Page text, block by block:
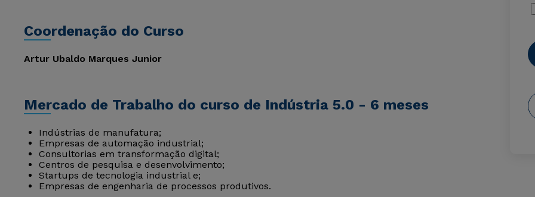
Coordenação do Curso
Artur Ubaldo Marques Junior
Mercado de Trabalho do curso de Indústria 5.0 - 6 meses
Indústrias de manufatura;
Empresas de automação industrial;
Consultorias em transformação digital;
Centros de pesquisa e desenvolvimento;
Startups de tecnologia industrial e;
Empresas de engenharia de processos produtivos.